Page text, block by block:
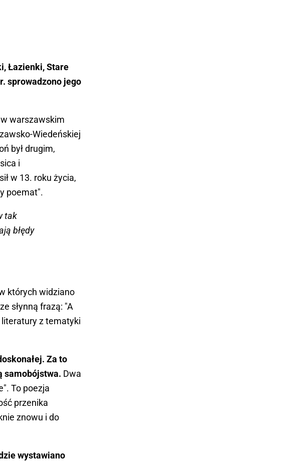
Łazienki, Stare
sprowadzono jego
warszawskim
Wiedeńskiej
był drugim,
i
w 13. roku życia,
poemat".
tak
błędy
których widziano
słynną frazą: "A
literatury z tematyki
Za to
samobójstwa. Dwa
To poezja
przenika
znowu i do
wystawiano